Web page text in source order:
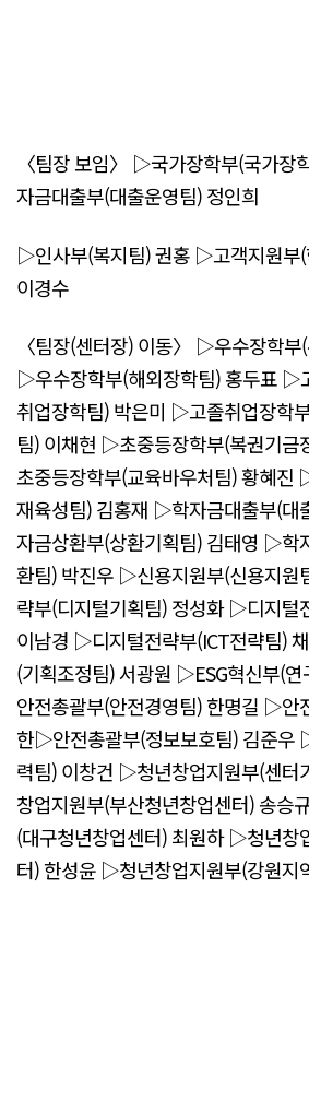
〈팀장 보임〉 ▷국가장학부(국가
자금대출부(대출운영팀) 정인희
▷인사부(복지팀) 권홍 ▷고객지원부
이경수
〈팀장(센터장) 이동〉 ▷우수장학
▷우수장학부(해외장학팀) 홍두표 ▷
취업장학팀) 박은미 ▷고졸취업장학
팀) 이채현 ▷초중등장학부(복권기
초중등장학부(교육바우처팀) 황혜진
재육성팀) 김홍재 ▷학자금대출부(
자금상환부(상환기획팀) 김태영 ▷학
환팀) 박진우 ▷신용지원부(신용지
략부(디지털기획팀) 정성화 ▷디지털
이남경 ▷디지털전략부(ICT전략팀)
(기획조정팀) 서광원 ▷ESG혁신부(
안전총괄부(안전경영팀) 한명길 ▷안
한▷안전총괄부(정보보호팀) 김준우
력팀) 이창건 ▷청년창업지원부(센
창업지원부(부산청년창업센터) 송승
(대구청년창업센터) 최원하 ▷청년창
터) 한성윤 ▷청년창업지원부(강원지